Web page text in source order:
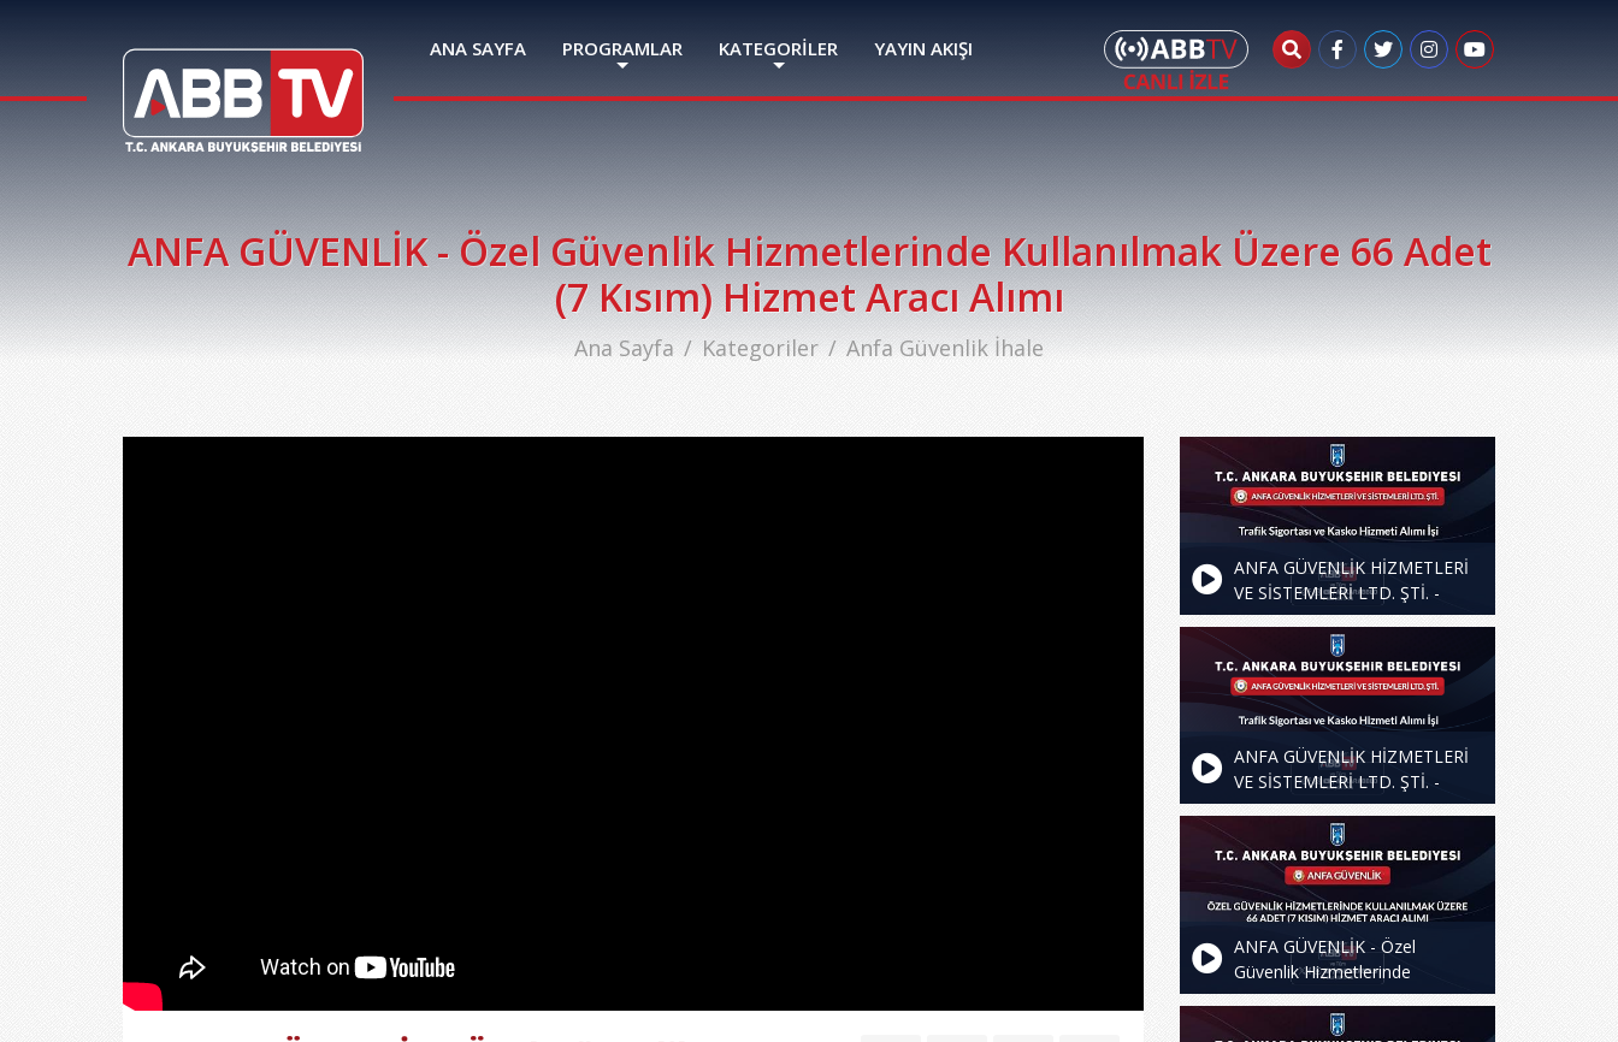
ANA SAYFA PROGRAMLAR KATEGORİLER YAYIN AKIŞI
ANFA GÜVENLİK - Özel Güvenlik Hizmetlerinde Kullanılmak Üzere 66 Adet
(7 Kısım) Hizmet Aracı Alımı
Ana Sayfa Kategoriler Anfa Güvenlik İhale
ANFA GÜVENLİK HİZMETLERİ
VE SİSTEMLERİ LTD. ŞTİ. -
Trafik Sigortası ve Kasko
Hizmeti Alımı İşi - 2.Oturum
ANFA GÜVENLİK HİZMETLERİ
VE SİSTEMLERİ LTD. ŞTİ. -
Trafik Sigortası ve Kasko
Hizmeti Alımı İşi
ANFA GÜVENLİK - Özel
Güvenlik Hizmetlerinde
Kullanılmak Üzere 66 Adet (7
Kısım) Hizmet Aracı Alımı